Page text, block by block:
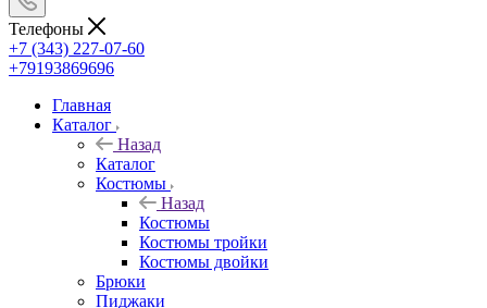
Телефоны
+7 (343) 227-07-60
+79193869696
Главная
Каталог
Назад
Каталог
Костюмы
Назад
Костюмы
Костюмы тройки
Костюмы двойки
Брюки
Пиджаки